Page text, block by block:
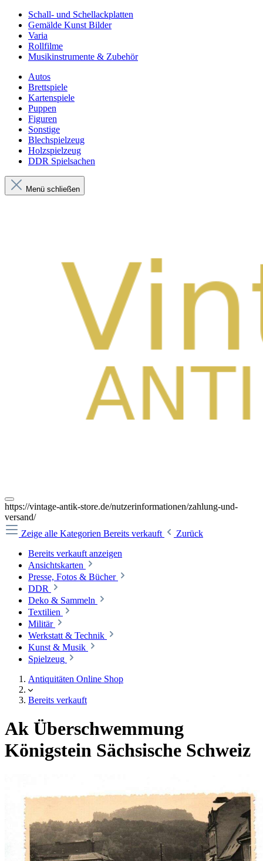
Schall- und Schellackplatten
Gemälde Kunst Bilder
Varia
Rollfilme
Musikinstrumente & Zubehör
Autos
Brettspiele
Kartenspiele
Puppen
Figuren
Sonstige
Blechspielzeug
Holzspielzeug
DDR Spielsachen
Menü schließen
https://vintage-antik-store.de/nutzerinformationen/zahlung-und-
versand/
Zeige alle Kategorien Bereits verkauft
Zurück
Bereits verkauft anzeigen
Ansichtskarten
Presse, Fotos & Bücher
DDR
Deko & Sammeln
Textilien
Militär
Werkstatt & Technik
Kunst & Musik
Spielzeug
Antiquitäten Online Shop
Bereits verkauft
Ak Überschwemmung
Königstein Sächsische Schweiz